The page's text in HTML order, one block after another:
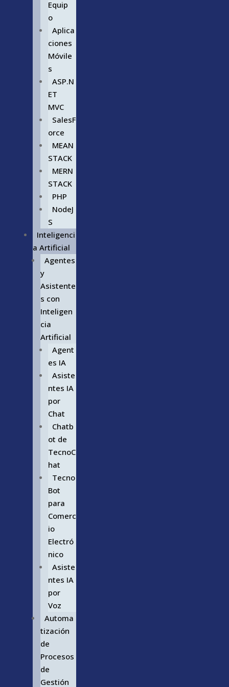
Equip
o
Aplica
ciones
Móvile
s
ASP.N
ET
MVC
SalesF
orce
MEAN
STACK
MERN
STACK
PHP
NodeJ
S
Inteligenci
a Artificial
Agentes
y
Asistente
s con
Inteligen
cia
Artificial
Agent
es IA
Asiste
ntes IA
por
Chat
Chatb
ot de
TecnoC
hat
Tecno
Bot
para
Comerc
io
Electró
nico
Asiste
ntes IA
por
Voz
Automa
tización
de
Procesos
de
Gestión